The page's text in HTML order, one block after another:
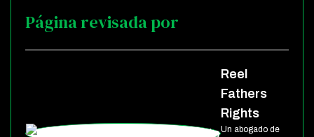
Página revisada por
Reel
Fathers
Rights
Un abogado de